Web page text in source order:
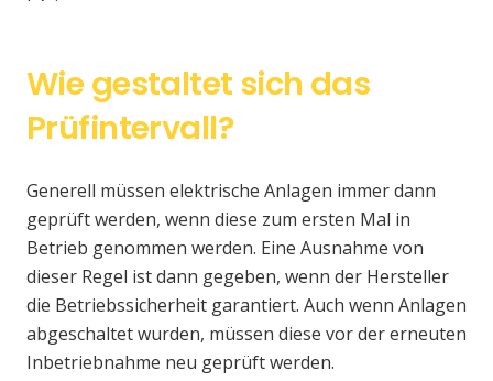
Wie gestaltet sich das
Prüfintervall?
Generell müssen elektrische Anlagen immer dann
geprüft werden, wenn diese zum ersten Mal in
Betrieb genommen werden. Eine Ausnahme von
dieser Regel ist dann gegeben, wenn der Hersteller
die Betriebssicherheit garantiert. Auch wenn Anlagen
abgeschaltet wurden, müssen diese vor der erneuten
Inbetriebnahme neu geprüft werden.